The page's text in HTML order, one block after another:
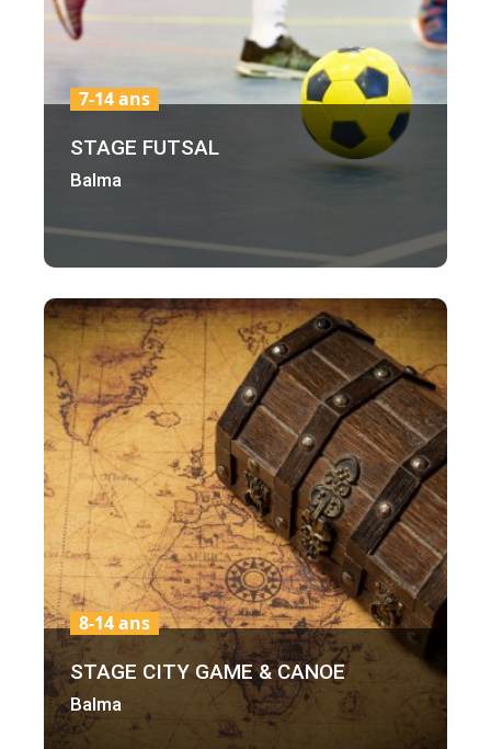
STAGE FUTSAL
Balma
7-14 ans
STAGE CITY GAME & CANOE
Balma
8-14 ans